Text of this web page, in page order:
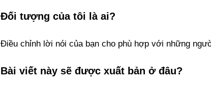
Đối tượng của tôi là ai?
Điều chỉnh lời nói của bạn cho phù hợp với những
Bài viết này sẽ được xuất bản ở đâu?